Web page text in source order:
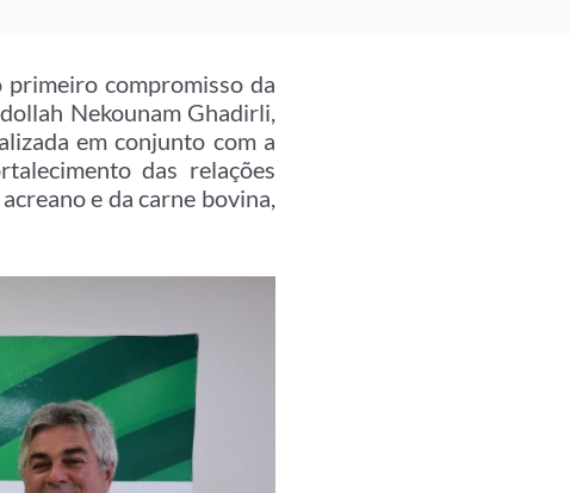
compromisso da
Nekounam Ghadirli,
em conjunto com a
das relações
e da carne bovina,